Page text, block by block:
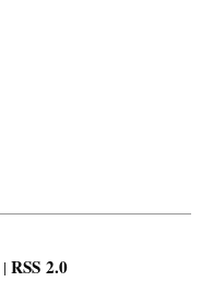
| RSS 2.0